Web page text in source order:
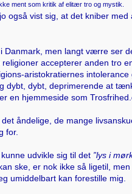
ment som kritik af elitær tro og mystik.
også vist sig, at det kniber
Danmark, men langt værre ser
religioner accepterer anden tro
aristokratiernes
dybt, dybt, deprimerende at
en hjemmeside som
åndelige, de mange
for.
udvikle sig til det ”lys i
ske, er nok ikke så ligetil,
umiddelbart kan forestille mig.